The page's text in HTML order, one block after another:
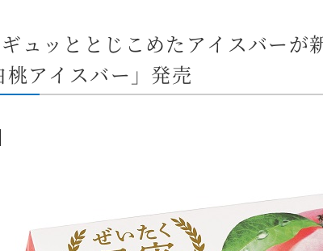
ュッととじこめたアイスバーが
桃アイスバー」発売